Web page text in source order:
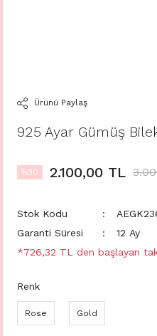
Ürünü Paylaş
925 Ayar Gümüş
%30 2.100,00 TL
Stok Kodu
Garanti Süresi
12 Ay
*726,32 TL den başlayan
Renk
Rose Gold